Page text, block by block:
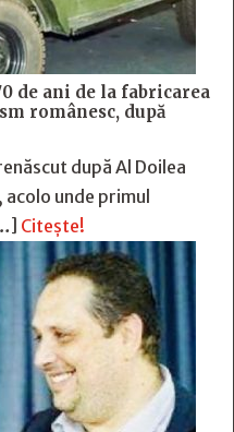
de ani de la fabricarea
românesc, după
după Al Doilea
unde primul
Citește!